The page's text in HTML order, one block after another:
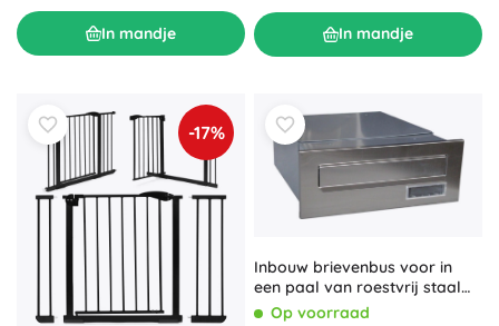
In mandje In mandje
-17%
Inbouw brievenbus voor in
een paal van roestvrij staal
320–540 × 250 × 110 mm
Op voorraad